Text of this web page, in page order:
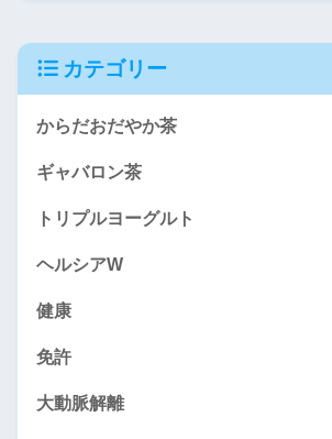
カテゴリー
からだおだやか茶
ギャバロン茶
トリプルヨーグルト
ヘルシアW
健康
免許
大動脈解離